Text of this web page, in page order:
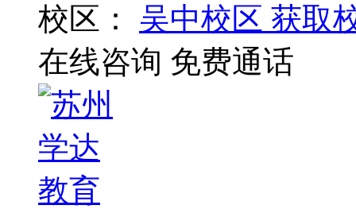
校区： 吴中校区 获取
在线咨询 免费通话